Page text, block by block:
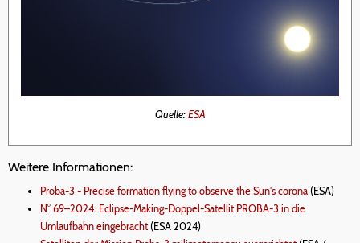
Quelle:ESA
Weitere Informationen:
Proba-3 - Precise formation flying to observe the Sun's corona (ESA)
N° 69–2024: Eclipse-Making-Doppel-Satellit PROBA-3 in die
Umlaufbahn eingebracht(ESA 2024)